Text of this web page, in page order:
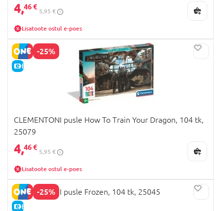
4,46 €
5,95 €
Lisatoote ostul e-poes
-25%
E-HIND
CLEMENTONI pusle How To Train Your Dragon, 104 tk,
25079
4,46 €
5,95 €
Lisatoote ostul e-poes
-25%
E-HIND
CLEMENTONI pusle Frozen, 104 tk, 25045